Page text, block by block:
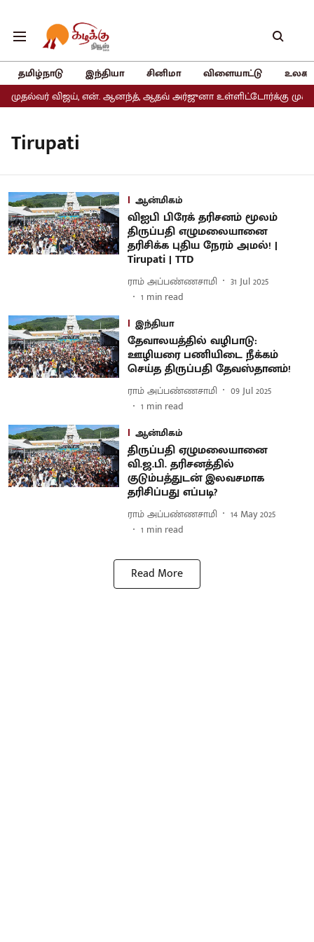
தமிழ்நாடு இந்தியா சினிமா விளையாட்டு
விஜய், என். ஆனந்த், ஆதவ் அர்ஜுனா உள்ளிட்டோர்க்கு
Tirupati
ஆன்மிகம்
விஐபி பிரேக் தரிசனம் மூலம்
திருப்பதி எழுமலையானை
தரிசிக்க புதிய நேரம் அமல்! |
Tirupati | TTD
ராம் அப்பண்ணசாமி
31 Jul 2025
1 min read
இந்தியா
தேவாலயத்தில் வழிபாடு:
ஊழியரை பணியிடை நீக்கம்
செய்த திருப்பதி தேவஸ்தானம்!
ராம் அப்பண்ணசாமி
09 Jul 2025
1 min read
ஆன்மிகம்
திருப்பதி ஏழுமலையானை
வி.ஜ.பி. தரிசனத்தில்
குடும்பத்துடன் இலவசமாக
தரிசிப்பது எப்படி?
ராம் அப்பண்ணசாமி
14 May 2025
1 min read
Read More